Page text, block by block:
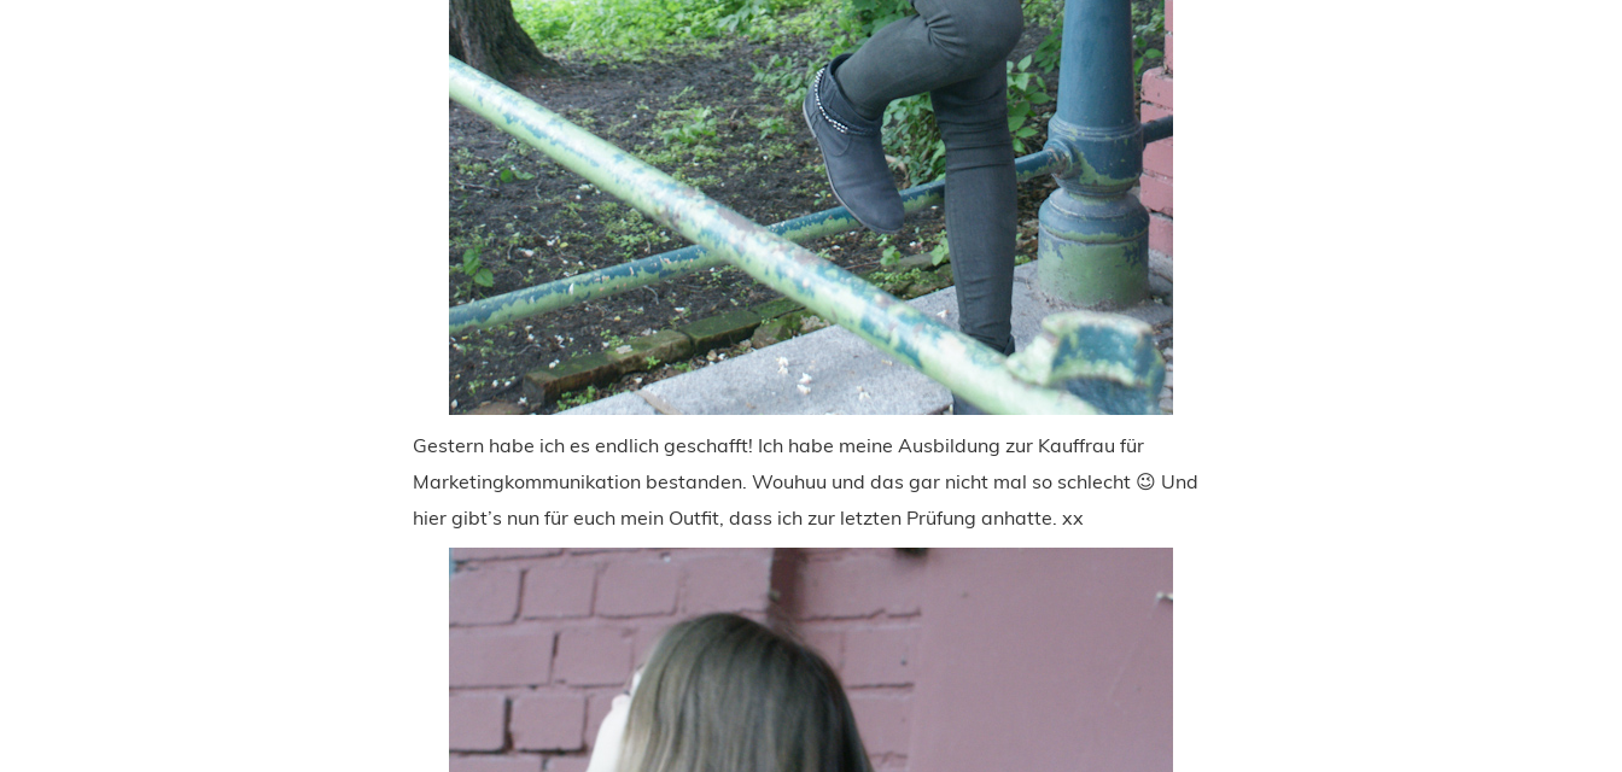
Gestern habe ich es endlich geschafft! Ich habe meine Ausbildung zur Kauffrau für
Marketingkommunikation bestanden. Wouhuu und das gar nicht mal so schlecht 😉 Und
hier gibt’s nun für euch mein Outfit, dass ich zur letzten Prüfung anhatte. xx